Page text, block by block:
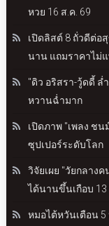
หวย 16 ส.ค. 69
เปิดลิสต์ 8 ถั่วดีต่อ
นาน แถมราคาไม่แ
"ดิว อริสรา-วู้ดดี้ ล่
หวานฉ่ำมาก
เปิดภาพ "เพลง ช
ซุปเปอร์ระดับโลก
วิจัยเผย "วัยกลางค
ได้นานขึ้นเกือบ 13
หมอไต้หวันเตือน 5